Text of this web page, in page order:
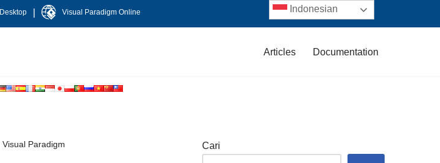
Visual Paradigm Online
Articles Documentation
Paradigm Cari
Indonesian